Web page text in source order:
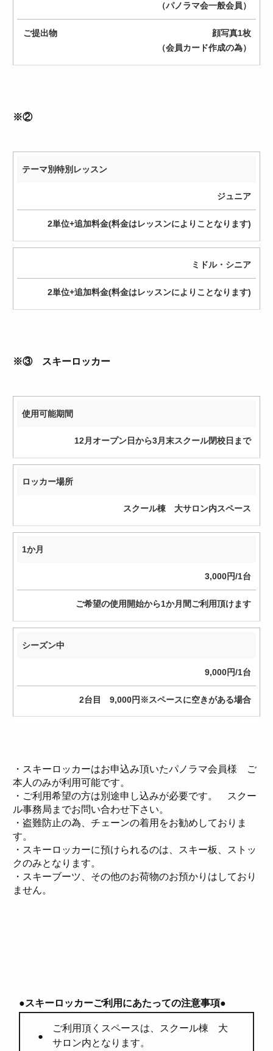
エ
ト
（パノラマ会一般会員）
顔写真1枚
（会員カード作成の為）
※②
テーマ別特別レッスン
ジュニア
2単位+追加料金(料金はレッスンによりことなります)
ミドル・シニア
2単位+追加料金(料金はレッスンによりことなります)
※③ スキーロッカー
使用可能期間
12月オープン日から3月末スクール閉校日まで
ロッカー場所
スクール棟 大サロン内スペース
1か月
3,000円/1台
ご希望の使用開始から1か月間ご利用頂けます
シーズン中
9,000円/1台
2台目 9,000円※スペースに空きがある場合
・スキーロッカーはお申込み頂いたパノラマ会員様 ご
本人のみが利用可能です。
・ご利用希望の方は別途申し込みが必要です。 スクー
ル事務局までお問い合わせ下さい。
・盗難防止の為、チェーンの着用をお勧めしておりま
す。
・スキーロッカーに預けられるのは、スキー板、ストッ
クのみとなります。
・スキーブーツ、その他のお荷物のお預かりはしており
ません。
●スキーロッカーご利用にあたっての注意事項●
ご利用頂くスペースは、スクール棟 大
サロン内となります。